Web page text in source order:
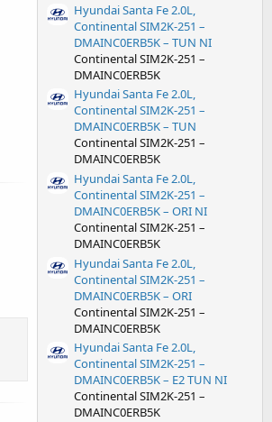
Hyundai Santa Fe 2.0L,
Continental SIM2K-251 –
DMAINC0ERB5K – TUN NI
Continental SIM2K-251 –
DMAINC0ERB5K
Hyundai Santa Fe 2.0L,
Continental SIM2K-251 –
DMAINC0ERB5K – TUN
Continental SIM2K-251 –
DMAINC0ERB5K
Hyundai Santa Fe 2.0L,
Continental SIM2K-251 –
DMAINC0ERB5K – ORI NI
Continental SIM2K-251 –
DMAINC0ERB5K
Hyundai Santa Fe 2.0L,
Continental SIM2K-251 –
DMAINC0ERB5K – ORI
Continental SIM2K-251 –
DMAINC0ERB5K
Hyundai Santa Fe 2.0L,
Continental SIM2K-251 –
DMAINC0ERB5K – E2 TUN NI
Continental SIM2K-251 –
DMAINC0ERB5K